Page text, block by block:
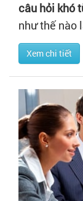
câu hỏi khó
như thế nào
Xem chi tiết